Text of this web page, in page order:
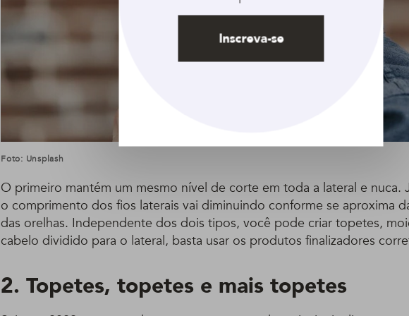
Foto: Unsplash
O primeiro mantém um mesmo nível de corte em toda a lateral e nuca.
o comprimento dos fios laterais vai diminuindo conforme se aproxima
das orelhas. Independente dos dois tipos, você pode criar topetes,
cabelo dividido para o lateral, basta usar os produtos finalizadores
2. Topetes, topetes e mais topetes
Inscreva-se